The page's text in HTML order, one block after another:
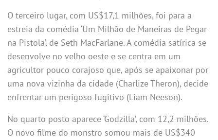
O terceiro lugar, com US$17,1 milhões, foi para a
estreia da comédia ‘Um Milhão de Maneiras de Pegar
na Pistola’, de Seth MacFarlane. A comédia satírica se
desenvolve no velho oeste e se centra em um
agricultor pouco corajoso que, após se apaixonar por
uma nova vizinha da cidade (Charlize Theron), decide
enfrentar um perigoso fugitivo (Liam Neeson).
No quarto posto aparece ‘Godzilla’, com 12,2 milhões.
O novo filme do monstro somou mais de US$340